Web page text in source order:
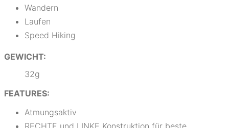
Wandern
Laufen
Speed Hiking
GEWICHT:
32g
FEATURES:
Atmungsaktiv
RECHTE und LINKE Konstruktion für beste